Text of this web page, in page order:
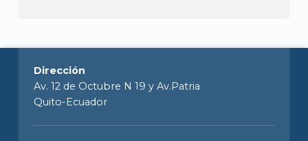
Dirección
Av. 12 de Octubre N 19 y Av.Patria
Quito-Ecuador